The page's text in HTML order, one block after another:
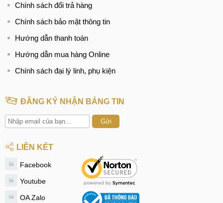
Chính sách đổi trả hàng
Chính sách bảo mật thông tin
Hướng dẫn thanh toán
Hướng dẫn mua hàng Online
Chính sách đại lý linh, phụ kiện
ĐĂNG KÝ NHẬN BẢNG TIN
Gửi
LIÊN KẾT
Facebook
Youtube
OA Zalo